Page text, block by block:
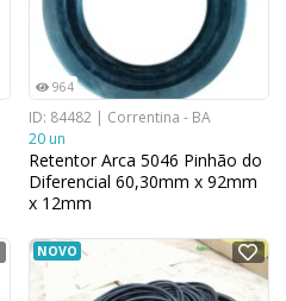
964
ID: 84482 | Correntina - BA
20 un
Retentor Arca 5046 Pinhão do
Diferencial 60,30mm x 92mm
x 12mm
NOVO